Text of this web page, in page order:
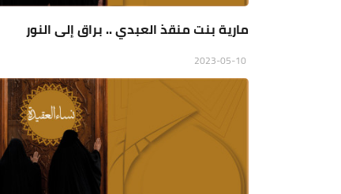
مارية بنت منقذ العبدي .. براق إلى النور